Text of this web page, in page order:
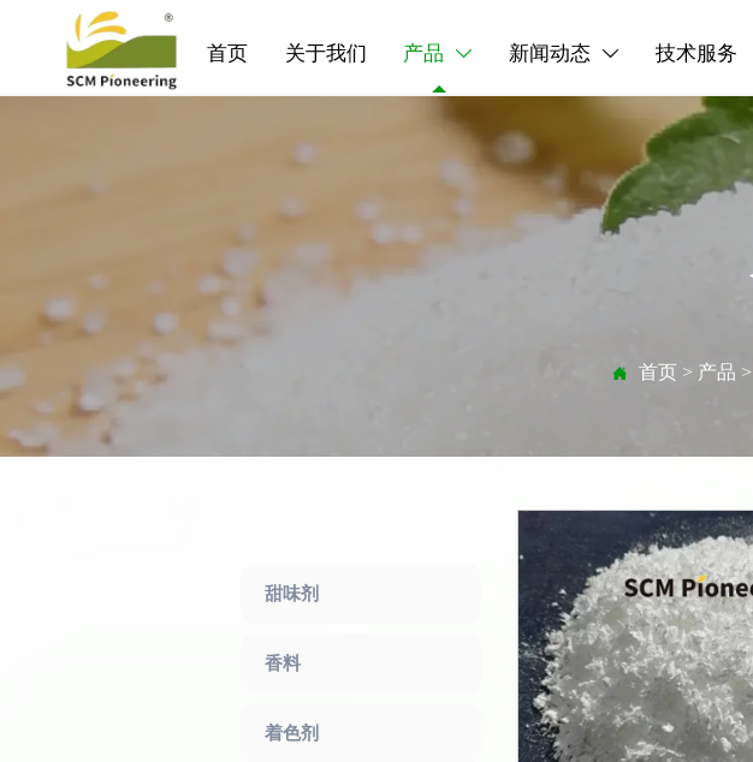
首页 关于我们 产品  新闻动态  技术服务
 首页> 产品 >
甜味剂
香料
着色剂